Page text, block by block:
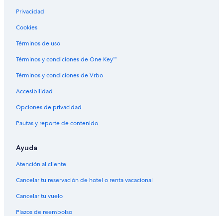
Privacidad
Cookies
Términos de uso
Términos y condiciones de One Key™
Términos y condiciones de Vrbo
Accesibilidad
Opciones de privacidad
Pautas y reporte de contenido
Ayuda
Atención al cliente
Cancelar tu reservación de hotel o renta vacacional
Cancelar tu vuelo
Plazos de reembolso